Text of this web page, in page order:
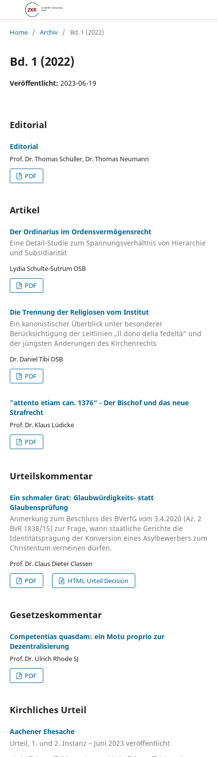
Home / Archiv / Bd. 1 (2022)
Bd. 1 (2022)
Veröffentlicht: 2023-06-19
Editorial
Editorial
Prof. Dr. Thomas Schüller, Dr. Thomas Neumann
PDF
Artikel
Der Ordinarius im Ordensvermögensrecht
Eine Detail‐Studie zum Spannungsverhältnis von Hierarchie
und Subsidiarität
Lydia Schulte-Sutrum OSB
PDF
Die Trennung der Religiosen vom Institut
Ein kanonistischer Überblick unter besonderer
Berücksichtigung der Leitlinien „Il dono della fedeltà“ und
der jüngsten Änderungen des Kirchenrechts
Dr. Daniel Tibi OSB
PDF
"attento etiam can. 1376“ - Der Bischof und das neue
Strafrecht
Prof. Dr. Klaus Lüdicke
PDF
Urteilskommentar
Ein schmaler Grat: Glaubwürdigkeits- statt
Glaubensprüfung
Anmerkung zum Beschluss des BVerfG vom 3.4.2020 (Az. 2
BvR 1838/15) zur Frage, wann staatliche Gerichte die
Identitätsprägung der Konversion eines Asylbewerbers zum
Christentum verneinen dürfen.
Prof. Dr. Claus Dieter Classen
PDF
HTML Urteil Decision
Gesetzeskommentar
Competentias quasdam: ein Motu proprio zur
Dezentralisierung
Prof. Dr. Ulrich Rhode SJ
PDF
Kirchliches Urteil
Aachener Ehesache
Urteil, 1. und 2. Instanz – Juni 2023 veröffentlicht